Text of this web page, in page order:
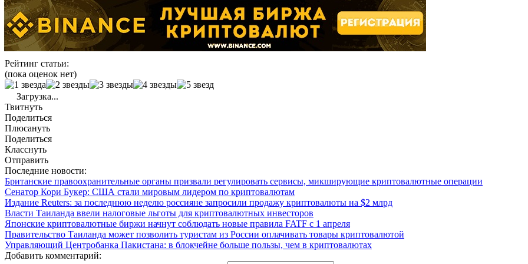
Рейтинг статьи:
(пока оценок нет)
Загрузка...
Твитнуть
Поделиться
Плюсануть
Поделиться
Класснуть
Отправить
Последние новости:
Британские правоохранительные органы призвали регулировать сервисы, микширующие криптовалютные операции
Сенатор Кори Букер: США стали мировым лидером по криптовалютам
Издание Reuters: за последнюю неделю россияне запросили продажу криптовалюты на $2 млрд
Власти Таиланда ввели налоговые льготы для криптовалютных инвесторов
Японские криптовалютные биржи начнут соблюдать новые правила FATF с 1 апреля
Правительство Таиланда может позволить туристам из России оплачивать товары криптовалютой
Управляющий Центробанка Пакистана: в блокчейне больше пользы, чем в криптовалютах
Добавить комментарий: